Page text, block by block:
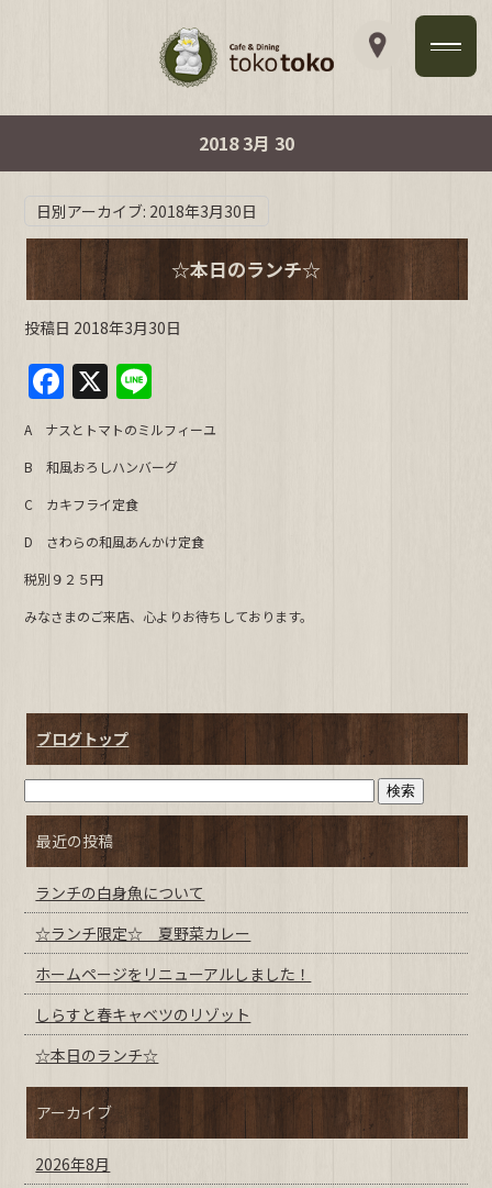
2018 3月 30
日別アーカイブ: 2018年3月30日
☆本日のランチ☆
投稿日 2018年3月30日
F
a
c
e
b
o
o
k
X
n
e
A ナスとトマトのミルフィーユ
B 和風おろしハンバーグ
C カキフライ定食
D さわらの和風あんかけ定食
税別９２５円
みなさまのご来店、心よりお待ちしております。
ブログトップ
最近の投稿
ランチの白身魚について
☆ランチ限定☆ 夏野菜カレー
ホームページをリニューアルしました！
しらすと春キャベツのリゾット
☆本日のランチ☆
アーカイブ
2026年8月